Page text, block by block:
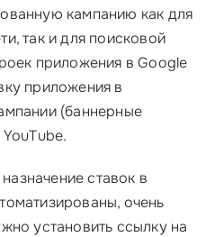
кампанию как для
так и для поисковой
приложения в Google
приложения в
(баннерные
ставок в
очень
установить ссылку на